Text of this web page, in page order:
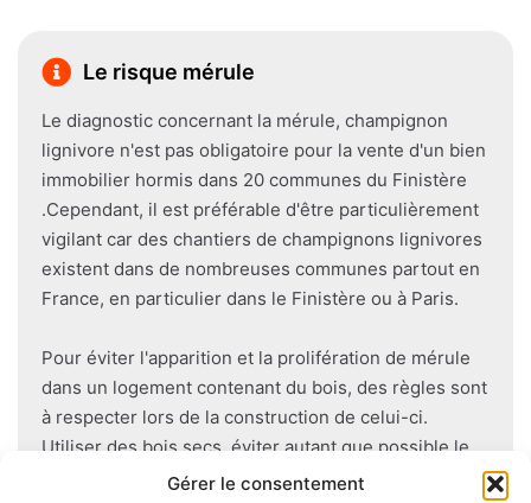
Gérer le consentement
Le risque mérule
Le diagnostic concernant la mérule, champignon
lignivore n'est pas obligatoire pour la vente d'un bien
immobilier hormis dans 20 communes du Finistère
.Cependant, il est préférable d'être particulièrement
vigilant car des chantiers de champignons lignivores
existent dans de nombreuses communes partout en
France, en particulier dans le Finistère ou à Paris.
Pour éviter l'apparition et la prolifération de mérule
dans un logement contenant du bois, des règles sont
à respecter lors de la construction de celui-ci.
Utiliser des bois secs, éviter autant que possible le
contact direct entre le bois et le sol, s'assurer de